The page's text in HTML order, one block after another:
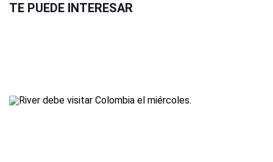
TE PUEDE INTERESAR